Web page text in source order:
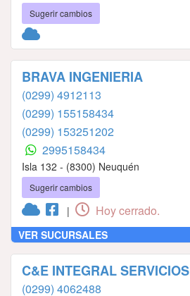
Sugerir cambios
BRAVA INGENIERIA
(0299) 4912113
(0299) 155158434
(0299) 153251202
2995158434
Isla 132 - (8300) Neuquén
Sugerir cambios
| Hoy cerrado.
VER SUCURSALES
C&E INTEGRAL SERVICIOS
(0299) 4062488